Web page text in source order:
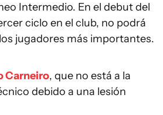
Intermedio. En el debut del
ciclo en el club, no podrá
jugadores más importantes.
Carneiro, que no está a la
debido a una lesión